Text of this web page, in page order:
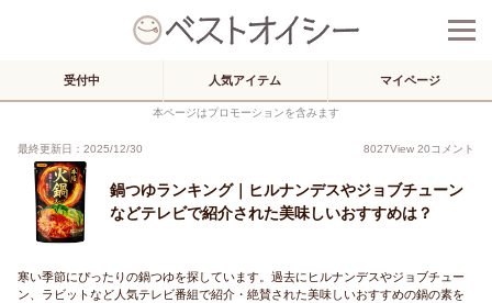
受付中 人気アイテム マイページ
本ページはプロモーションを含みます
最終更新日：2025/12/30 8027View 20コメント
鍋つゆランキング｜ヒルナンデスやジョブチューン
などテレビで紹介された美味しいおすすめは？
寒い季節にぴったりの鍋つゆを探しています。過去にヒルナンデスやジョブチュー
ン、ラビットなど人気テレビ番組で紹介・絶賛された美味しいおすすめの鍋の素を